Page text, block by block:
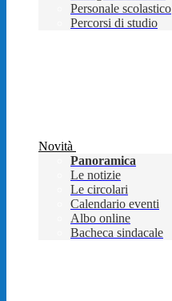
Personale scolastico
Percorsi di studio
Novità
Panoramica
Le notizie
Le circolari
Calendario eventi
Albo online
Bacheca sindacale